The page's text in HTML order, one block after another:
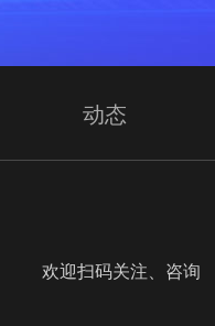
动态
欢迎扫码关注、咨询